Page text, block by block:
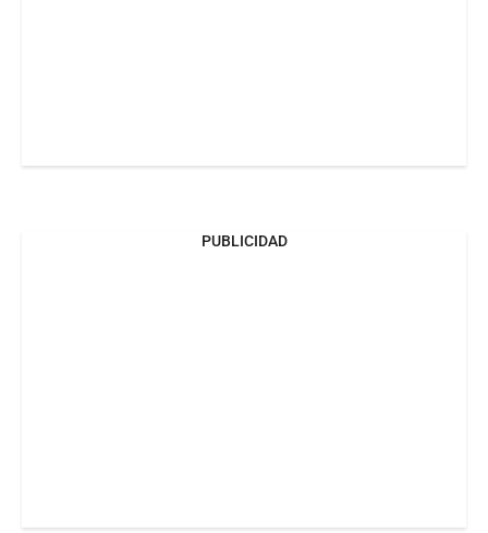
PUBLICIDAD